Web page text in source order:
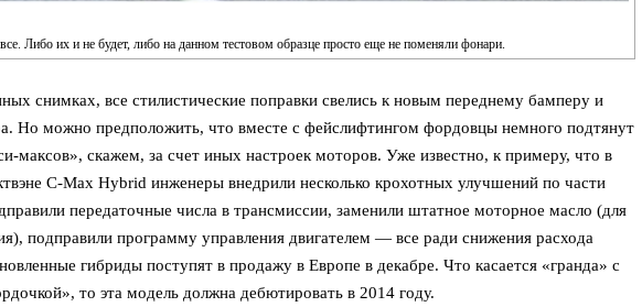
Либо их и не будет, либо на данном тестовом образце просто еще не поменяли фонари.
снимках, все стилистические поправки свелись к новым переднему бамперу и
Но можно предположить, что вместе с фейслифтингом фордовцы немного подтянут
максов», скажем, за счет иных настроек моторов. Уже известно, к примеру, что в
C-Max Hybrid инженеры внедрили несколько крохотных улучшений по части
передаточные числа в трансмиссии, заменили штатное моторное масло (для
подправили программу управления двигателем — все ради снижения расхода
гибриды поступят в продажу в Европе в декабре. Что касается «гранда» с
то эта модель должна дебютировать в 2014 году.